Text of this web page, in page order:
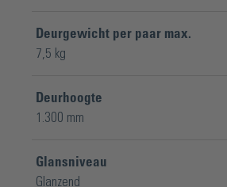
Deurgewicht per paar max.
7,5 kg
Deurhoogte
1.300 mm
Glansniveau
Glanzend